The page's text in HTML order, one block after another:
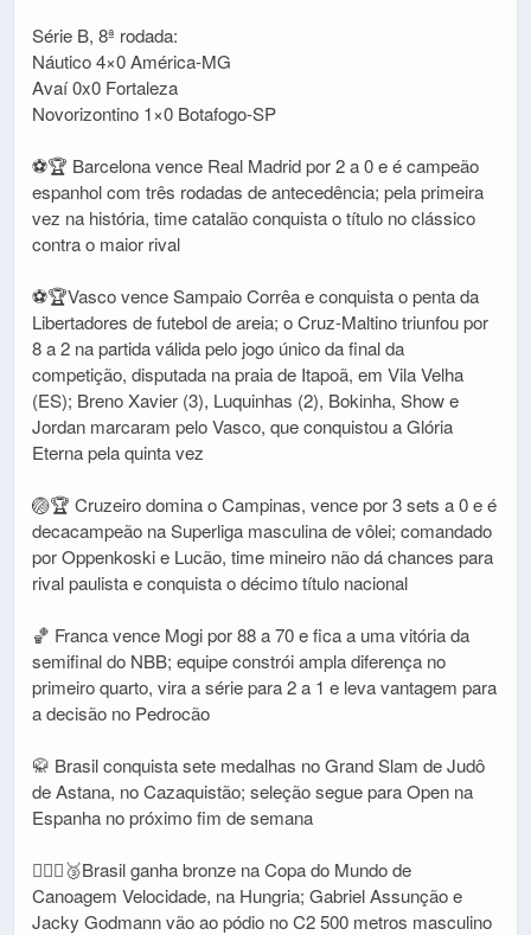
Série B, 8ª rodada:
Náutico 4×0 América-MG
Avaí 0x0 Fortaleza
Novorizontino 1×0 Botafogo-SP
⚽🏆 Barcelona vence Real Madrid por 2 a 0 e é campeão
espanhol com três rodadas de antecedência; pela primeira
vez na história, time catalão conquista o título no clássico
contra o maior rival
⚽🏆Vasco vence Sampaio Corrêa e conquista o penta da
Libertadores de futebol de areia; o Cruz-Maltino triunfou por
8 a 2 na partida válida pelo jogo único da final da
competição, disputada na praia de Itapoã, em Vila Velha
(ES); Breno Xavier (3), Luquinhas (2), Bokinha, Show e
Jordan marcaram pelo Vasco, que conquistou a Glória
Eterna pela quinta vez
🏐🏆 Cruzeiro domina o Campinas, vence por 3 sets a 0 e é
decacampeão na Superliga masculina de vôlei; comandado
por Oppenkoski e Lucão, time mineiro não dá chances para
rival paulista e conquista o décimo título nacional
🏀 Franca vence Mogi por 88 a 70 e fica a uma vitória da
semifinal do NBB; equipe constrói ampla diferença no
primeiro quarto, vira a série para 2 a 1 e leva vantagem para
a decisão no Pedrocão
🥋 Brasil conquista sete medalhas no Grand Slam de Judô
de Astana, no Cazaquistão; seleção segue para Open na
Espanha no próximo fim de semana
🚣🏽‍♂️🥉Brasil ganha bronze na Copa do Mundo de
Canoagem Velocidade, na Hungria; Gabriel Assunção e
Jacky Godmann vão ao pódio no C2 500 metros masculino